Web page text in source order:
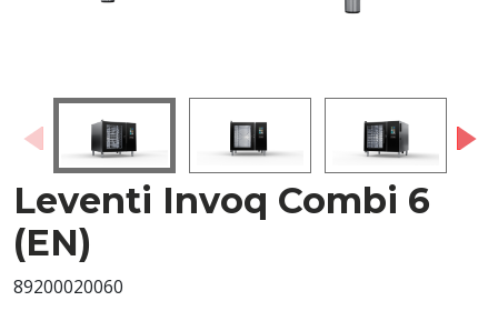
Leventi Invoq Combi 6
(EN)
89200020060